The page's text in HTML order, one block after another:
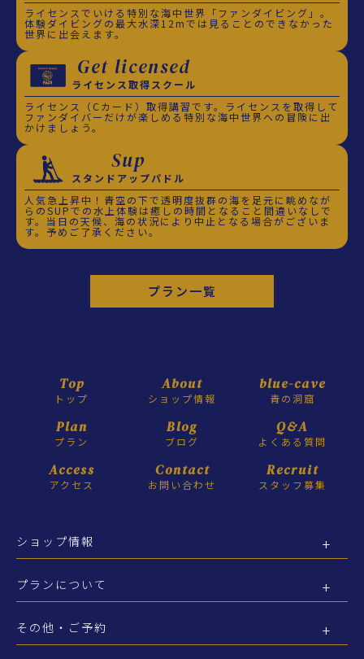
ライセンスでいける特別な海中世界「ファンダイビング」。
体験ダイビングの最大水深12mでは見ることのできなかった
世界に出会えます。
Get licensed
ライセンス取得スクール
ライセンス（Cカード）取得講習です。ライセンスを取得して
ファンダイバーだけが楽しめる特別な海中世界への冒険に出
かけましょう。
Sup
スタンドアップパドル
人気急上昇中！青空の下で透明度抜群の海を足元に眺めなが
らのSUPでの水上体験は癒しの時間となること間違いなしで
す。当日の天候、海の状況により中止となる場合がございま
す。予めご了承ください。
プラン一覧
Top
トップ
About
ショップ情報
blue-cave
青の洞窟
Plan
プラン
Blog
ブログ
Q&A
よくある質問
Access
アクセス
Contact
お問い合わせ
Recruit
スタッフ募集
ショップ情報
プランについて
その他・ご予約